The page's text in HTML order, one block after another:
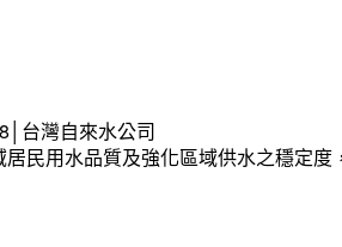
台灣自來水公司
民用水品質及強化區域供水之穩定